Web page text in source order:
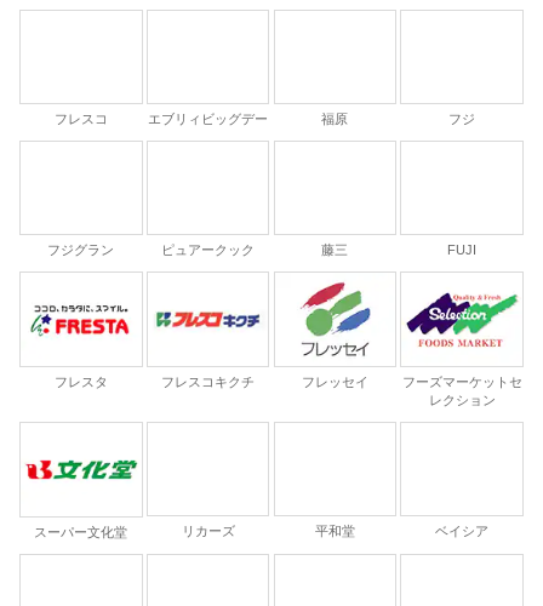
フレスコ エブリィビッグデー 福原 フジ
フジグラン ピュアークック 藤三 FUJI
フレスタ フレスコキクチ フレッセイ
フーズマーケットセ
レクション
スーパー文化堂 リカーズ 平和堂 ベイシア